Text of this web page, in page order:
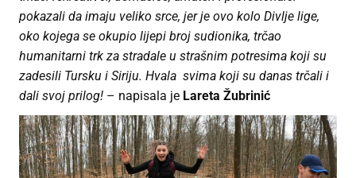
pokazali da imaju veliko srce, jer je ovo kolo Divlje lige,
oko kojega se okupio lijepi broj sudionika, trčao
humanitarni trk za stradale u strašnim potresima koji su
zadesili Tursku i Siriju. Hvala svima koji su danas trčali i
dali svoj prilog! – napisala je Lareta Žubrinić